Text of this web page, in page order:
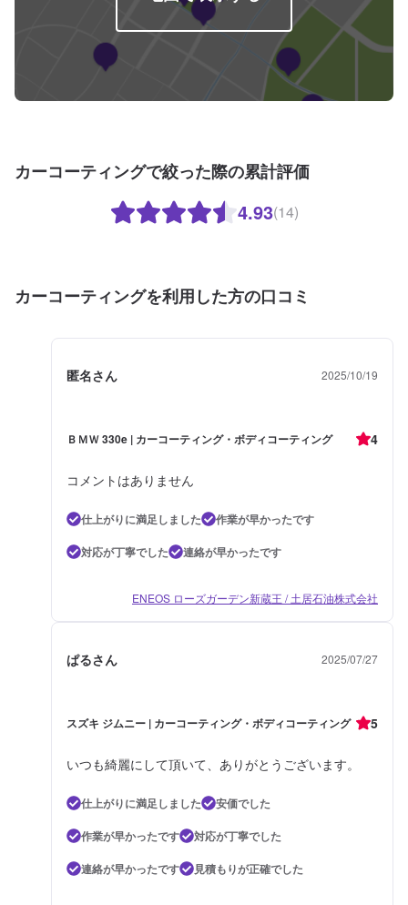
カーコーティングで絞った際の累計評価
4.93(14)
カーコーティングを利用した方の口コミ
匿名さん 2025/10/19
ＢＭＷ 330e | カーコーティング・ボディコーティング 4
コメントはありません
仕上がりに満足しました
作業が早かったです
対応が丁寧でした
連絡が早かったです
ENEOS ローズガーデン新蔵王 / 土居石油株式会社
ぱるさん 2025/07/27
スズキ ジムニー | カーコーティング・ボディコーティング 5
いつも綺麗にして頂いて、ありがとうございます。
仕上がりに満足しました
安価でした
作業が早かったです
対応が丁寧でした
連絡が早かったです
見積もりが正確でした